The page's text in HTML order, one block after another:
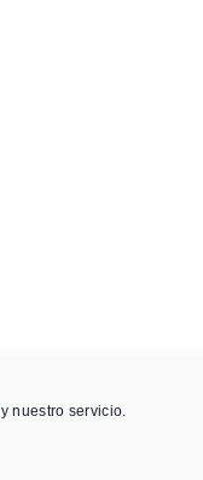
nuestro servicio.